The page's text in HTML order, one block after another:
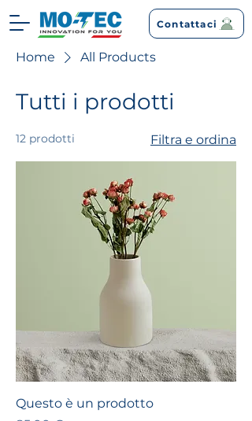
Contattaci
Home All Products
Tutti i prodotti
12 prodotti Filtra e ordina
Questo è un prodotto